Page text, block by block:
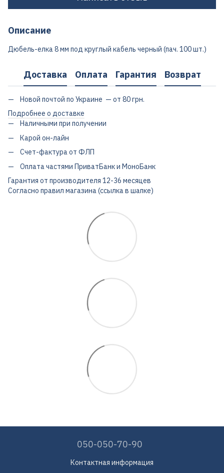
Описание
Дюбель-елка 8 мм под круглый кабель черный (пач. 100 шт.)
Доставка Оплата Гарантия Возврат
Новой почтой по Украине — от 80 грн.
Подробнее о доставке
Наличными при получении
Карой он-лайн
Счет-фактура от ФЛП
Оплата частями ПриватБанк и МоноБанк
Гарантия от производителя 12-36 месяцев
Согласно правил магазина (ссылка в шапке)
050-050-70-90
Контактная информация